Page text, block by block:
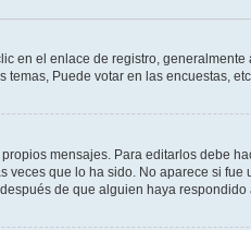
en el enlace de registro,
Puede votar en las encuestas, etc.
mensajes. Para editarlos debe
que lo ha sido. No aparece si
de que alguien haya respondido